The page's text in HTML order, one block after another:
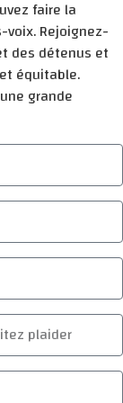
faire la
Rejoignez-
des détenus et
équitable.
grande